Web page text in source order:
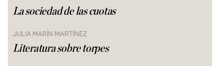
La sociedad de las cuotas
JULIA MARÍN MARTÍNEZ
Literatura sobre torpes